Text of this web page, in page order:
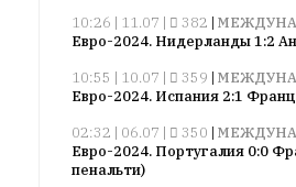
обновляется
большим
трудом,
душой.
10:26 | 11.07 |
382 |
Евро-2024. Нидерланды 1:2
10:55 | 10.07 |
359 |
Евро-2024. Испания 2:1
02:32 | 06.07 |
350 |
Евро-2024. Португалия 0:0
пенальти)